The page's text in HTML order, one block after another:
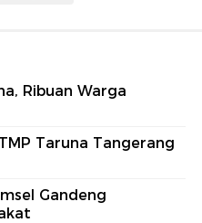
Ribuan Warga
Taruna Tangerang
Gandeng